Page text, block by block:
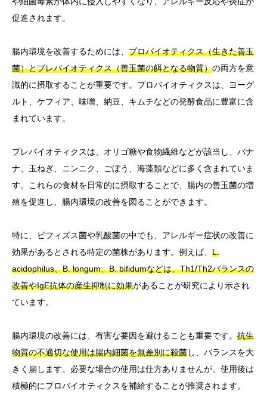
促進されます。
腸内環境を改善するためには、 プロバイオティクス（生きた善玉
菌）とプレバイオティクス（善玉菌の餌となる物質）の両方を意
識的に摂取することが重要です。プロバイオティクスは、ヨーグ
ルト、ケフィア、味噌、納豆、キムチなどの発酵食品に豊富に含
まれています。
プレバイオティクスは、オリゴ糖や食物繊維などが該当し、バナ
ナ、玉ねぎ、ニンニク、ごぼう、海藻類などに多く含まれていま
す。これらの食材を日常的に摂取することで、腸内の善玉菌の増
殖を促進し、腸内環境の改善を図ることができます。
特に、ビフィズス菌や乳酸菌の中でも、アレルギー症状の改善に
効果があるとされる特定の菌株があります。例えば、 L.
acidophilus、B. longum、B. bifidumなどは、Th1/Th2バランスの
改善やIgE抗体の産生抑制に効果があることが研究により示され
ています。
腸内環境の改善には、有害な要因を避けることも重要です。 抗生
物質の不適切な使用は腸内細菌を無差別に殺菌し、バランスを大
きく崩します。必要な場合の使用は仕方ありませんが、使用後は
積極的にプロバイオティクスを補給することが推奨されます。